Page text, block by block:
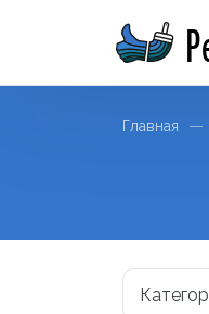
Главная